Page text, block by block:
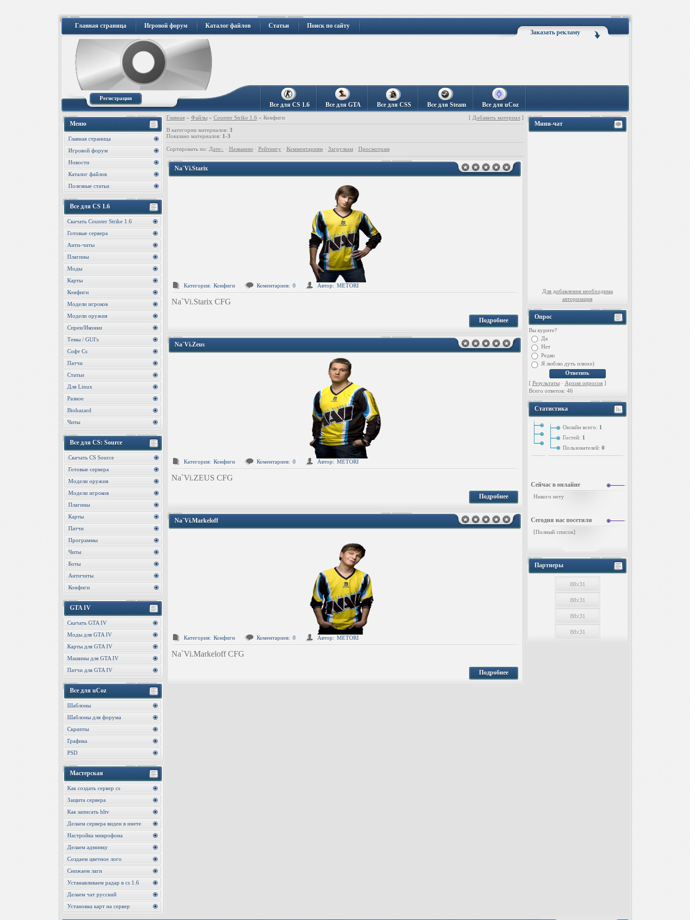
Главная страница Игровой форум Каталог файлов Статьи
Поиск по сайту
Заказать рекламу
Регистрация
Все для CS 1.6 Все для GTA Все для CSS Все для Steam Все для uCoz
Главная» Файлы» Counter Strike 1.6 » Конфиги [ Добавить материал]
В категории материалов: 3
Показано материалов: 1-3
Сортировать по: Дате · Названию· Рейтингу· Комментариям· Загрузкам· Просмотрам
Na`Vi.Starix
Категория: Конфиги Коментариев: 0 Автор: METORI
Na`Vi.StarixCFG
Подробнее
Na`Vi.Zeus
Категория: Конфиги Коментариев: 0 Автор: METORI
Na`Vi.ZEUS CFG
Подробнее
Na`Vi.Markeloff
Категория: Конфиги Коментариев: 0 Автор: METORI
Na`Vi.Markeloff CFG
Подробнее
Мини-чат
Для добавления необходима
авторизация
Опрос
Вы курите?
Да
Нет
Редко
Я люблю дуть плюхе)
[ Результаты· Архив опросов]
Всего ответов: 46
Статистика
Онлайн всего: 1
Гостей: 1
Пользователей: 0
Сейчас в онлайне
Никого нету
Сегодня нас посетили
[Полный список]
Партнеры
Меню
Главная страница
Игровой форум
Новости
Каталог файлов
Полезные статьи
Все для CS 1.6
Скачать Counter Strike 1.6
Готовые сервера
Анти-читы
Плагины
Моды
Карты
Конфиги
Модели игроков
Модели оружия
Спреи/Иконки
Темы / GUI's
Софт Cs
Патчи
Статьи
Для Linux
Разное
Biohazard
Читы
Все для CS: Source
Скачать CS Source
Готовые сервера
Модели оружия
Модели игроков
Плагины
Карты
Патчи
Программы
Читы
Боты
Античиты
Конфиги
GTA IV
Скачать GTA IV
Моды для GTA IV
Карты для GTA IV
Машины для GTA IV
Патчи для GTA IV
Все для uCoz
Шаблоны
Шаблоны для форума
Скрипты
Графика
PSD
Мастерская
Как создать сервер cs
Защита сервера
Как записать hltv
Делаем сервера виден в инете
Настройка микрофона
Делаем админку
Создаем цветное лого
Снижаем лаги
Устанавливаем радар в cs 1.6
Делаем чат русский
Установка карт на сервер